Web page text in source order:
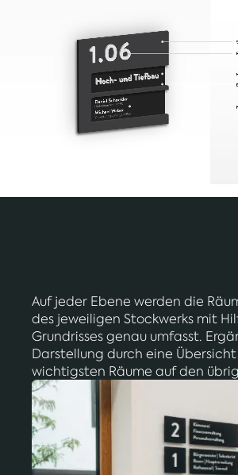
Auf jeder Ebene werden die
des jeweiligen Stockwerks mit
Grundrisses genau umfasst.
Darstellung durch eine
wichtigsten Räume auf den